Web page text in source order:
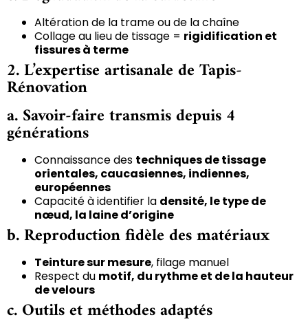
Altération de la trame ou de la chaîne
Collage au lieu de tissage = rigidification et
fissures à terme
2. L’expertise artisanale de Tapis-
Rénovation
a. Savoir-faire transmis depuis 4
générations
Connaissance des techniques de tissage
orientales, caucasiennes, indiennes,
européennes
Capacité à identifier la densité, le type de
nœud, la laine d’origine
b. Reproduction fidèle des matériaux
Teinture sur mesure, filage manuel
Respect du motif, du rythme et de la hauteur
de velours
c. Outils et méthodes adaptés